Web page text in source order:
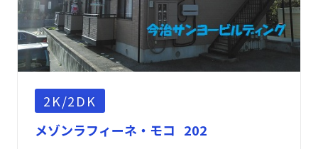
2K/2DK
メゾンラフィーネ・モコ 202